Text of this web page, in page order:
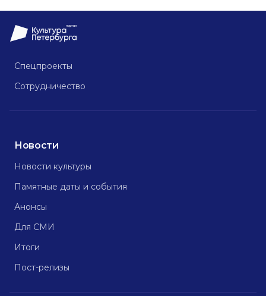
Спецпроекты
Сотрудничество
Новости
Новости культуры
Памятные даты и события
Анонсы
Для СМИ
Итоги
Пост-релизы